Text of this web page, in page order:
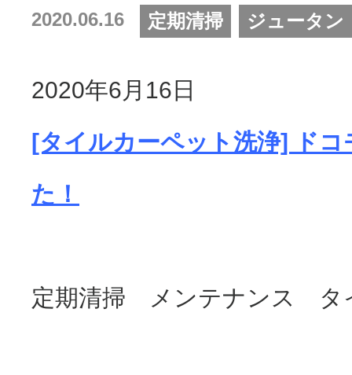
2020.06.16 定期清掃 ジュータ
2020年6月16日
[タイルカーペット洗浄] ド
た！
定期清掃 メンテナンス タ